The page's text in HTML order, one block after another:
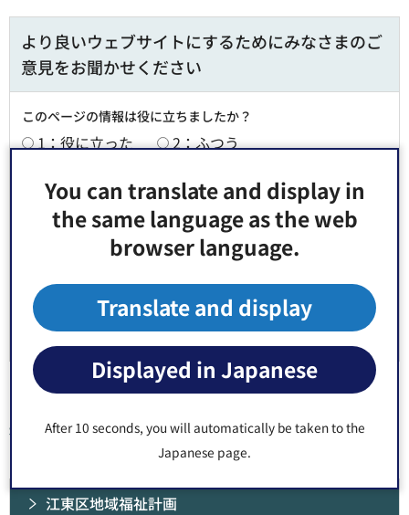
You can translate and display in
the same language as the web
browser language.
Translate and display
Displayed in Japanese
After 10 seconds, you will automatically be taken to the
Japanese page.
より良いウェブサイトにするためにみなさまのご
意見をお聞かせください
このページの情報は役に立ちましたか？
1：役に立った
2：ふつう
このページの情報は見つけやすかったですか？
1：見つけやすかった
2：ふつう
江東区地域福祉計画